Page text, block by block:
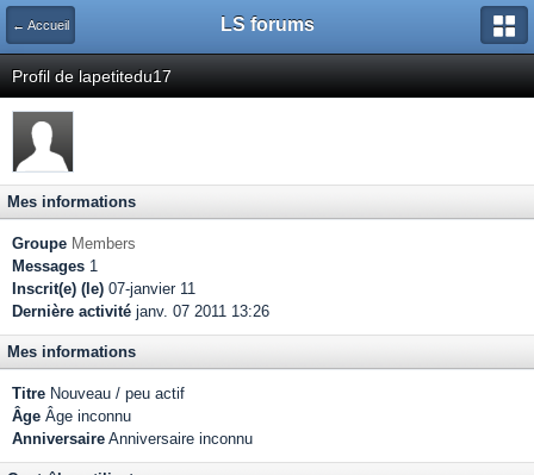
← Accueil LS forums
Profil de lapetitedu17
Mes informations
Groupe Members
Messages 1
Inscrit(e) (le) 07-janvier 11
Dernière activité janv. 07 2011 13:26
Mes informations
Titre Nouveau / peu actif
Âge Âge inconnu
Anniversaire Anniversaire inconnu